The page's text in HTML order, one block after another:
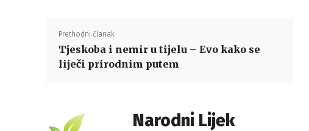
Prethodni članak
Tjeskoba i nemir u tijelu – Evo kako se
liječi prirodnim putem
Narodni Lijek